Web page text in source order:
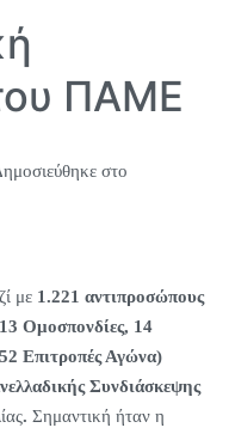
ΠΑΜΕ
στο
με 1.221 αντιπροσώπους
Ομοσπονδίες, 14
Επιτροπές Αγώνα)
Συνδιάσκεψης
. Σημαντική ήταν η